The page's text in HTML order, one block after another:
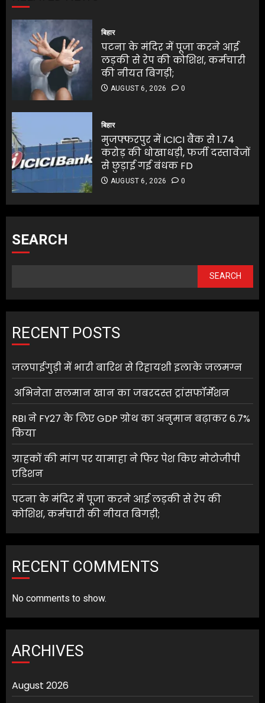
बिहार
पटना के मंदिर में पूजा करने आई
लड़की से रेप की कोशिश, कर्मचारी
की नीयत बिगड़ी;
AUGUST 6, 2026 0
बिहार
मुजफ्फरपुर में ICICI बैंक से 1.74
करोड़ की धोखाधड़ी, फर्जी दस्तावेजों
से छुड़ाई गई बंधक FD
AUGUST 6, 2026 0
SEARCH
SEARCH
RECENT POSTS
जलपाईगुड़ी में भारी बारिश से रिहायशी इलाके जलमग्न
अभिनेता सलमान खान का जबरदस्त ट्रांसफॉर्मेशन
RBI ने FY27 के लिए GDP ग्रोथ का अनुमान बढ़ाकर 6.7%
किया
ग्राहकों की मांग पर यामाहा ने फिर पेश किए मोटोजीपी
एडिशन
पटना के मंदिर में पूजा करने आई लड़की से रेप की
कोशिश, कर्मचारी की नीयत बिगड़ी;
RECENT COMMENTS
No comments to show.
ARCHIVES
August 2026